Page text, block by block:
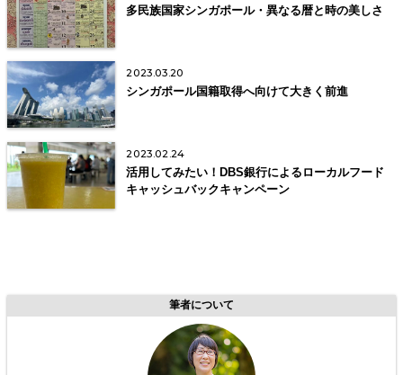
多民族国家シンガポール・異なる暦と時の美しさ
2023.03.20
シンガポール国籍取得へ向けて大きく前進
2023.02.24
活用してみたい！DBS銀行によるローカルフード
キャッシュバックキャンペーン
筆者について